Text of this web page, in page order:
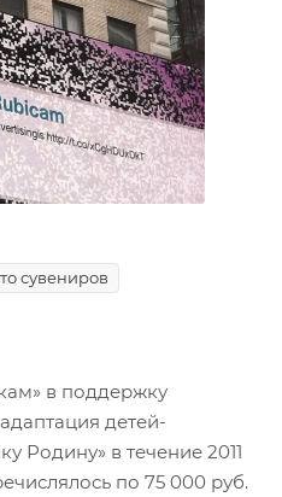
сувениров
в поддержку
детей-
Родину» в течение 2011
по 75 000 руб.